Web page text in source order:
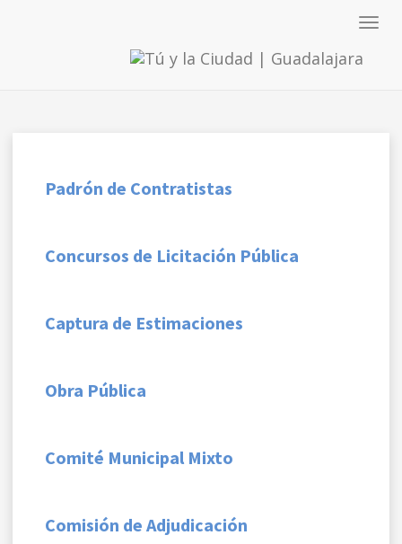
Padrón de Contratistas
Concursos de Licitación Pública
Captura de Estimaciones
Obra Pública
Comité Municipal Mixto
Comisión de Adjudicación